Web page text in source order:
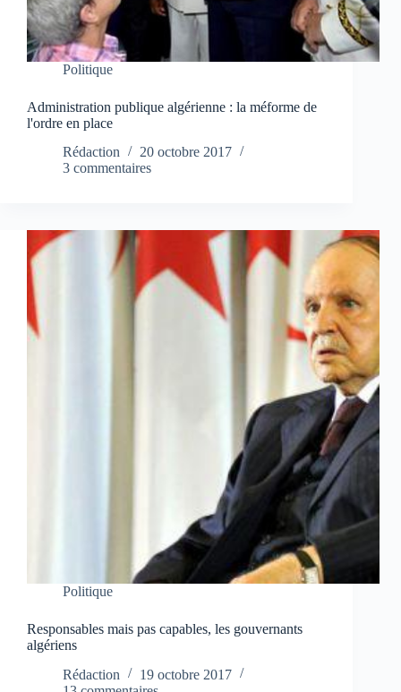
Politique
Administration publique algérienne : la méforme de
l'ordre en place
Rédaction
20 octobre 2017
3 commentaires
Politique
Responsables mais pas capables, les gouvernants
algériens
Rédaction
19 octobre 2017